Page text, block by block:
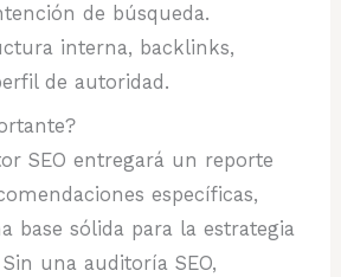
de búsqueda.
interna, backlinks,
de autoridad.
SEO entregará un reporte
específicas,
base sólida para la estrategia
una auditoría SEO,